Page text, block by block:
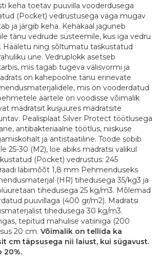
keha toetav puuvilla vooderdusega
(Pocket) vedrustusega väga mugav
ja järgib keha. Kehakaal jaguneb
tänu vedrude süsteemile, kus iga vedru
Hääletu ning sõltumatu taskustatud
une. Vedruplokk asetseb
mis tagab tugeva välisvormi ja
on kahepoolne tänu erinevate
mis on vooderdatud
äärtele on voodisse võimalik
madratsit kusjuures madratsite
Pealisplaat Silver Protect töötlusega
antibakteriaalne töötlus, niiskuse
ja antistaatiline. Toode sobib
25-30 (M2), loe abiks madratsi valikul
(Pocket) vedrustus: 245
läbimõõt 1,8 mm Pehmenduseks
(HR) tihedusega 35/kg3 ja
tihedusega 25 kg/m3. Mõlemad
puuvillaga (400 gr/m2). Madratsi
tihedusega 30 kg/m3.
tepitud mahulise vatiiniga (200
20 cm. Võimalik on tellida ka
cm täpsusega nii laiust, kui sügavust.
20%.